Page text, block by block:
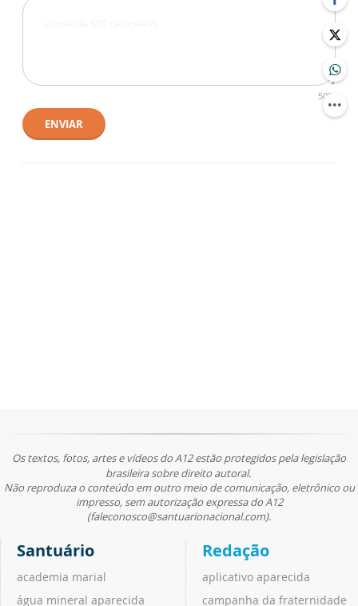
500
ENVIAR
Os textos, fotos, artes e vídeos do A12 estão protegidos pela legislação
brasileira sobre direito autoral.
Não reproduza o conteúdo em outro meio de comunicação, eletrônico ou
impresso, sem autorização expressa do A12
(faleconosco@santuarionacional.com).
Santuário
academia marial
água mineral aparecida
Redação
aplicativo aparecida
campanha da fraternidade